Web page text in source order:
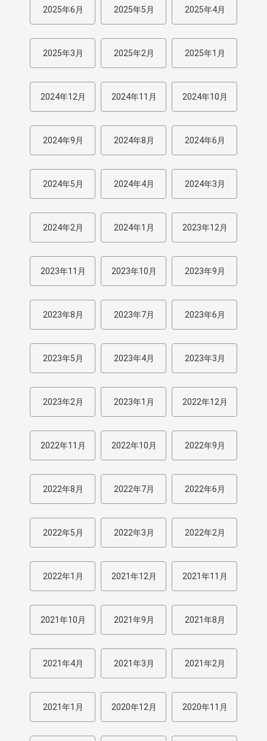
2025年6月 2025年5月 2025年4月
2025年3月 2025年2月 2025年1月
2024年12月 2024年11月 2024年10月
2024年9月 2024年8月 2024年6月
2024年5月 2024年4月 2024年3月
2024年2月 2024年1月 2023年12月
2023年11月 2023年10月 2023年9月
2023年8月 2023年7月 2023年6月
2023年5月 2023年4月 2023年3月
2023年2月 2023年1月 2022年12月
2022年11月 2022年10月 2022年9月
2022年8月 2022年7月 2022年6月
2022年5月 2022年3月 2022年2月
2022年1月 2021年12月 2021年11月
2021年10月 2021年9月 2021年8月
2021年4月 2021年3月 2021年2月
2021年1月 2020年12月 2020年11月